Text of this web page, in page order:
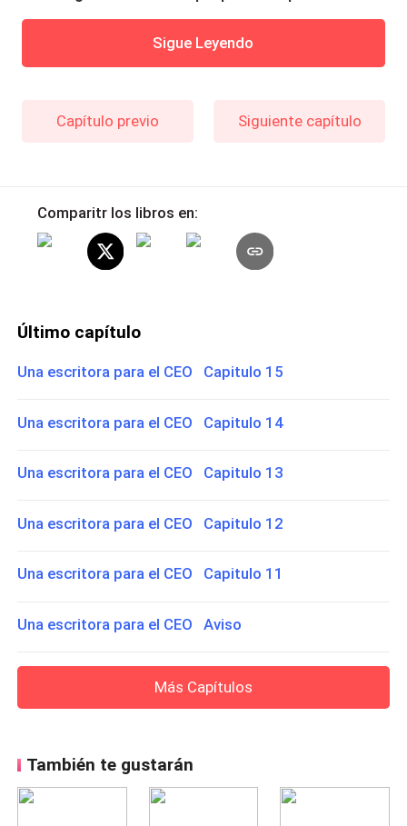
Sigue Leyendo
Capítulo previo Siguiente capítulo
Comparitr los libros en:
Último capítulo
Una escritora para el CEO Capitulo 15
Una escritora para el CEO Capitulo 14
Una escritora para el CEO Capitulo 13
Una escritora para el CEO Capitulo 12
Una escritora para el CEO Capitulo 11
Una escritora para el CEO Aviso
Más Capítulos
También te gustarán